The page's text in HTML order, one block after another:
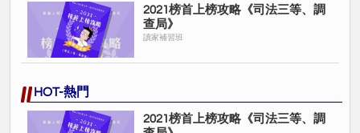
2021榜首上榜攻略《司法三等、調
查局》
讀家補習班
HOT-熱門
2021榜首上榜攻略《司法三等、調